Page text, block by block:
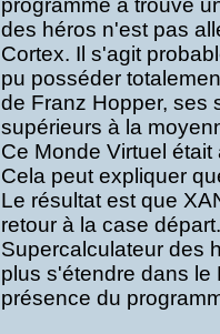
programme a trouvé
des héros n'est pas
Cortex. Il s'agit
pu posséder
de Franz Hopper, ses
supérieurs à la
Ce Monde Virtuel
Cela peut expliquer
Le résultat est que
retour à la case
Supercalculateur des
plus s'étendre dans le
présence du